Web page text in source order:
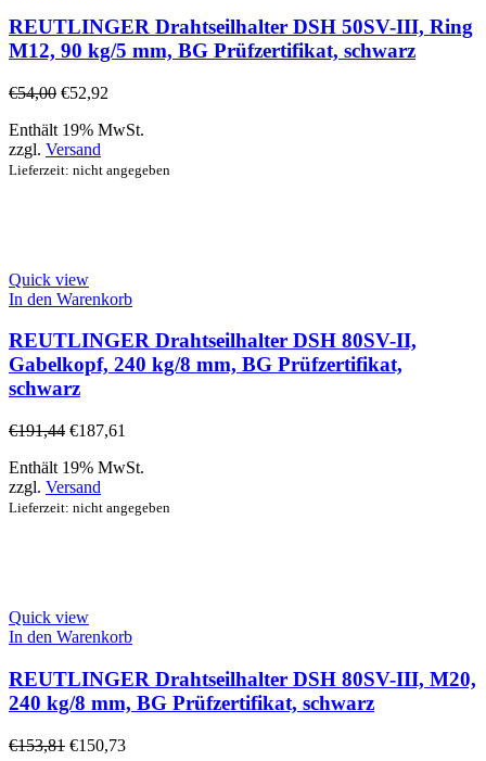
REUTLINGER Drahtseilhalter DSH 50SV-III, Ring
M12, 90 kg/5 mm, BG Prüfzertifikat, schwarz
€54,00 €52,92
Enthält 19% MwSt.
zzgl. Versand
Lieferzeit: nicht angegeben
Quick view
In den Warenkorb
REUTLINGER Drahtseilhalter DSH 80SV-II,
Gabelkopf, 240 kg/8 mm, BG Prüfzertifikat,
schwarz
€191,44 €187,61
Enthält 19% MwSt.
zzgl. Versand
Lieferzeit: nicht angegeben
Quick view
In den Warenkorb
REUTLINGER Drahtseilhalter DSH 80SV-III, M20,
240 kg/8 mm, BG Prüfzertifikat, schwarz
€153,81 €150,73